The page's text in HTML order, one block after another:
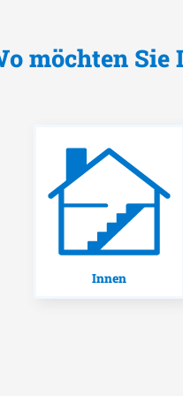
möchten Sie
Innen